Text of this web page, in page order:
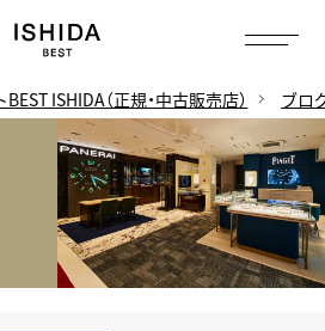
ISHIDA（正規・中古販売店） ブロ